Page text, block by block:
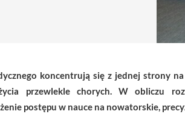
koncentrują się z jednej strony
przewlekle chorych. W obliczu
postępu w nauce na nowatorskie,